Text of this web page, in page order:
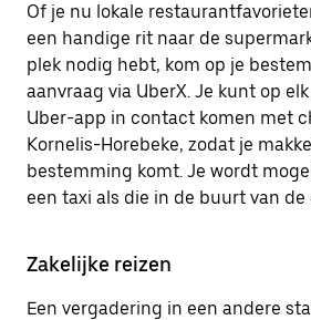
Of je nu lokale
een handige rit naar de
plek nodig hebt, kom op je
aanvraag via UberX. Je kunt op
Uber-app in contact komen met
Kornelis-Horebeke, zodat je
bestemming komt. Je wordt
een taxi als die in de buurt van
Zakelijke reizen
Een vergadering in een andere